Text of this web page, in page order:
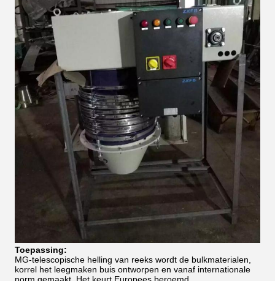
Toepassing:
MG-telescopische helling van reeks wordt de bulkmaterialen,
korrel het leegmaken buis ontworpen en vanaf internationale